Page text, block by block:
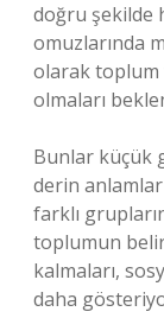
doğru şekilde
omuzlarında
olarak toplum
olmaları
Bunlar küçük
derin anlamlar
farklı
toplumun
kalmaları,
daha